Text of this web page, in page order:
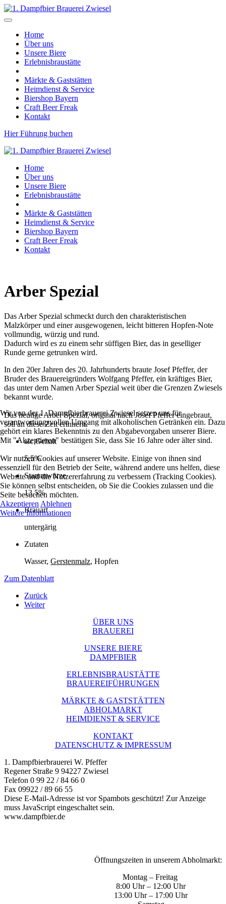
Home
Über uns
Unsere Biere
Erlebnisbraustätte
Märkte & Gaststätten
Heimdienst & Service
Biershop Bayern
Craft Beer Freak
Kontakt
Hier Führung buchen
Home
Über uns
Unsere Biere
Erlebnisbraustätte
Märkte & Gaststätten
Heimdienst & Service
Biershop Bayern
Craft Beer Freak
Kontakt
Arber Spezial
Das Arber Spezial schmeckt durch den charakteristischen
Malzkörper und einer ausgewogenen, leicht bitteren Hopfen-Note
vollmundig, würzig und rund.
Dadurch wird es zu einem sehr süffigen Bier, das in geselliger
Runde gerne getrunken wird.
In den 20er Jahren des 20. Jahrhunderts braute Josef Pfeffer, der
Bruder des Brauereigründers Wolfgang Pfeffer, ein kräftiges Bier,
das unter dem Namen Arber Spezial weit über die Grenzen Zwiesels
bekannt wurde.
Das heutige Arber Spezial, original nach Josef Pfeffer eingebraut,
soll an diese Zeit erinnern.
alc Gehalt
5,5%
Stammwürze
13,5%
Brauart
untergärig
Zutaten
Wasser, Gerstenmalz, Hopfen
Zum Datenblatt
Zurück
Weiter
ÜBER UNS
BRAUEREI
UNSERE BIERE
DAMPFBIER
ERLEBNISBRAUSTÄTTE
BRAUEREIFÜHRUNGEN
MÄRKTE & GASTSTÄTTEN
ABHOLMARKT
HEIMDIENST & SERVICE
KONTAKT
DATENSCHUTZ & IMPRESSUM
1. Dampfbierbrauerei W. Pfeffer
Regener Straße 9 94227 Zwiesel
Telefon 0 99 22 / 84 66 0
Fax 09922 / 89 66 55
Diese E-Mail-Adresse ist vor Spambots geschützt! Zur Anzeige
muss JavaScript eingeschaltet sein.
www.dampfbier.de
Öffnungszeiten in unserem Abholmarkt:
Montag – Freitag
8:00 Uhr – 12:00 Uhr
13:00 Uhr – 17:00 Uhr
Wir von der 1. Dampfbierbrauerei Zwiesel setzen uns für
verantwortungsvollen Umgang mit alkoholischen Getränken ein. Dazu
gehört ein klares Bekenntnis zu den Abgabevorgaben unserer Biere.
Mit "Akzeptieren" bestätigen Sie, dass Sie 16 Jahre oder älter sind.
Wir nutzen Cookies auf unserer Website. Einige von ihnen sind
essenziell für den Betrieb der Seite, während andere uns helfen, diese
Website und die Nutzererfahrung zu verbessern (Tracking Cookies).
Sie können selbst entscheiden, ob Sie die Cookies zulassen und die
Seite besuchen möchten.
Akzeptieren Ablehnen
Weitere Informationen